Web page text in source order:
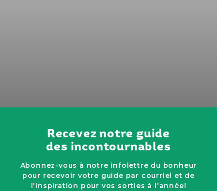
Recevez notre guide
des incontournables
Abonnez-vous à notre infolettre du bonheur
pour recevoir votre guide par courriel et de
l'inspiration pour vos sorties à l'année!